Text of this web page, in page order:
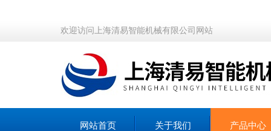
欢迎访问上海清易智能机械有限公司网站
网站首页 关于我们 产品中心